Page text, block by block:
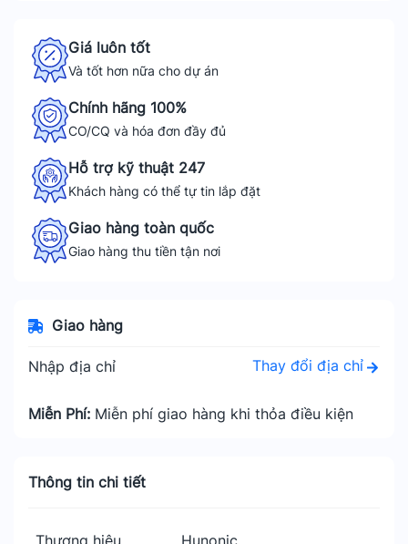
Giá luôn tốt
Và tốt hơn nữa cho dự án
Chính hãng 100%
CO/CQ và hóa đơn đầy đủ
Hỗ trợ kỹ thuật 247
Khách hàng có thể tự tin lắp đặt
Giao hàng toàn quốc
Giao hàng thu tiền tận nơi
Giao hàng
Nhập địa chỉ Thay đổi địa chỉ
Miễn Phí: Miễn phí giao hàng khi thỏa điều kiện
Thông tin chi tiết
Thương hiệu Hunonic